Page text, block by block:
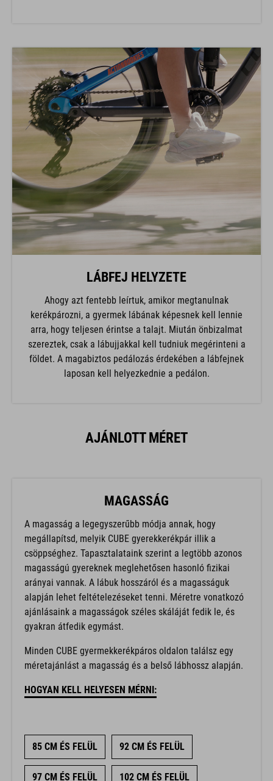
LÁBFEJ HELYZETE
Ahogy azt fentebb leírtuk, amikor megtanulnak
kerékpározni, a gyermek lábának képesnek kell lennie
arra, hogy teljesen érintse a talajt. Miután önbizalmat
szereztek, csak a lábujjakkal kell tudniuk megérinteni a
földet. A magabiztos pedálozás érdekében a lábfejnek
laposan kell helyezkednie a pedálon.
AJÁNLOTT MÉRET
MAGASSÁG
A magasság a legegyszerűbb módja annak, hogy
megállapítsd, melyik CUBE gyerekkerékpár illik a
csöppséghez. Tapasztalataink szerint a legtöbb azonos
magasságú gyereknek meglehetősen hasonló fizikai
arányai vannak. A lábuk hosszáról és a magasságuk
alapján lehet feltételezéseket tenni. Méretre vonatkozó
ajánlásaink a magasságok széles skáláját fedik le, és
gyakran átfedik egymást.
Minden CUBE gyermekkerékpáros oldalon találsz egy
méretajánlást a magasság és a belső lábhossz alapján.
HOGYAN KELL HELYESEN MÉRNI:
85 CM ÉS FELÜL 92 CM ÉS FELÜL
97 CM ÉS FELÜL 102 CM ÉS FELÜL